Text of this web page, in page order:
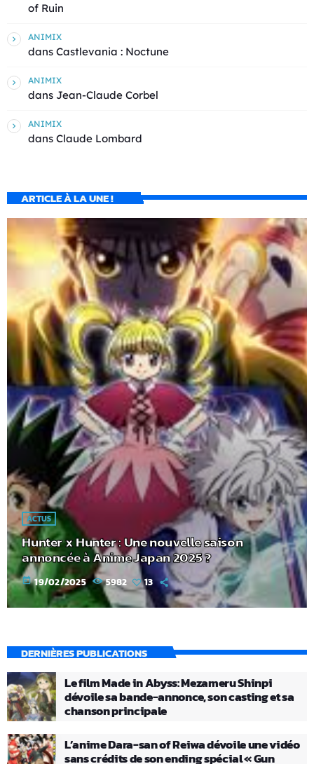
of Ruin
ANIMIX
dans Castlevania : Noctune
ANIMIX
dans Jean-Claude Corbel
ANIMIX
dans Claude Lombard
ARTICLE À LA UNE !
ACTUS
Hunter x Hunter : Une nouvelle saison
annoncée à Anime Japan 2025 ?
today 19/02/2025 5982 13
DERNIÈRES PUBLICATIONS
Le film Made in Abyss: Mezameru Shinpi
dévoile sa bande-annonce, son casting et sa
chanson principale
L’anime Dara-san of Reiwa dévoile une vidéo
sans crédits de son ending spécial « Gun